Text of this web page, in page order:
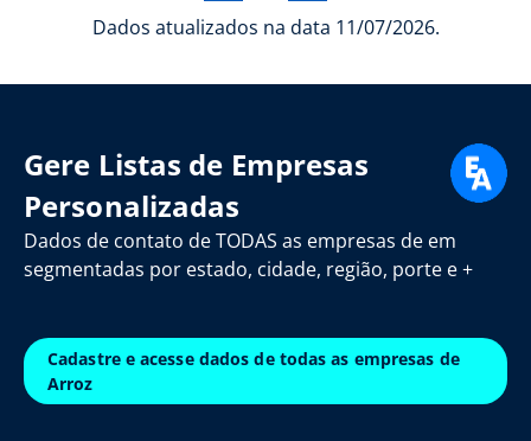
Dados atualizados na data 11/07/2026.
Gere Listas de Empresas
Personalizadas
Dados de contato de TODAS as empresas de em
segmentadas por estado, cidade, região, porte e +
Cadastre e acesse dados de todas as empresas de
Arroz